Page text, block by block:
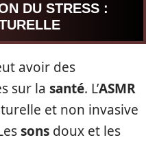
DU STRESS :
avoir des
sur la santé. L’ASMR
et non invasive
sons doux et les